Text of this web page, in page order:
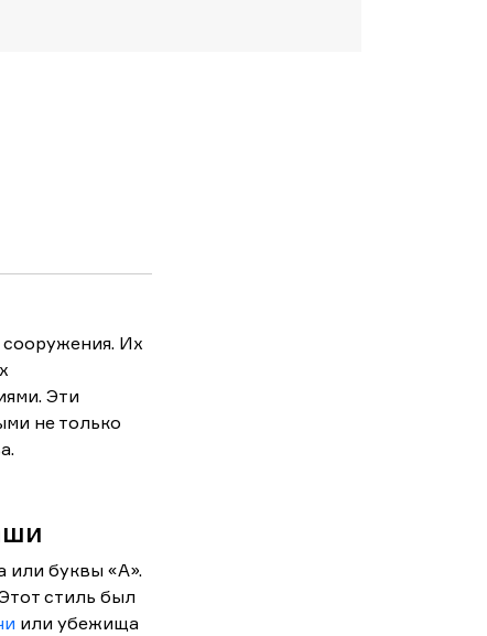
Их
Эти
не только
или буквы «А».
стиль был
или убежища